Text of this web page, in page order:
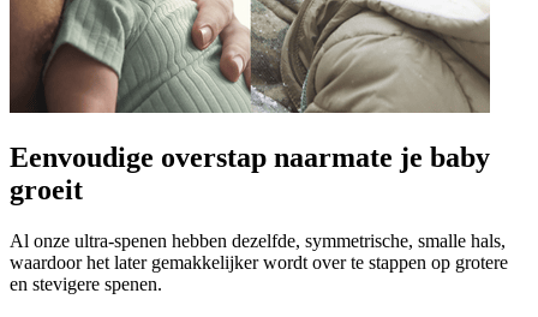
Eenvoudige overstap naarmate je baby
groeit
Al onze ultra-spenen hebben dezelfde, symmetrische, smalle hals,
waardoor het later gemakkelijker wordt over te stappen op grotere
en stevigere spenen.